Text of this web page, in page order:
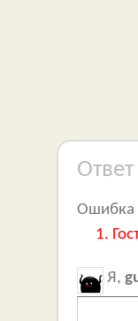
Ответ
Ошибка
Я,